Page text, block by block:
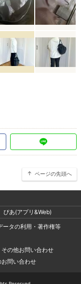
ページの先頭へ
ぴあ(アプリ&Web)
ータの利用・著作権等
の他お問い合わせ
問い合わせ